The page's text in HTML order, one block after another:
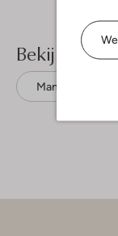
Bekijk meer
Mantels